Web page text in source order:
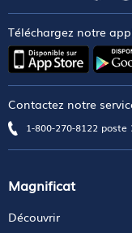
Téléchargez notre
Contactez notre
1-800-270-8122 poste
Magnificat
Découvrir